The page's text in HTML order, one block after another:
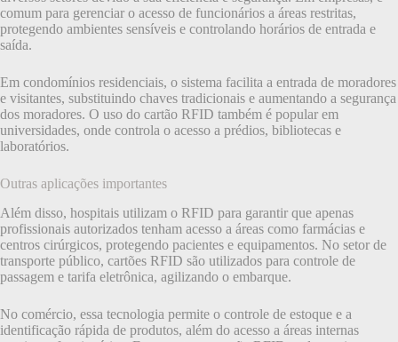
comum para gerenciar o acesso de funcionários a áreas restritas,
protegendo ambientes sensíveis e controlando horários de entrada e
saída.
Em condomínios residenciais, o sistema facilita a entrada de moradores
e visitantes, substituindo chaves tradicionais e aumentando a segurança
dos moradores. O uso do cartão RFID também é popular em
universidades, onde controla o acesso a prédios, bibliotecas e
laboratórios.
Outras aplicações importantes
Além disso, hospitais utilizam o RFID para garantir que apenas
profissionais autorizados tenham acesso a áreas como farmácias e
centros cirúrgicos, protegendo pacientes e equipamentos. No setor de
transporte público, cartões RFID são utilizados para controle de
passagem e tarifa eletrônica, agilizando o embarque.
No comércio, essa tecnologia permite o controle de estoque e a
identificação rápida de produtos, além do acesso a áreas internas